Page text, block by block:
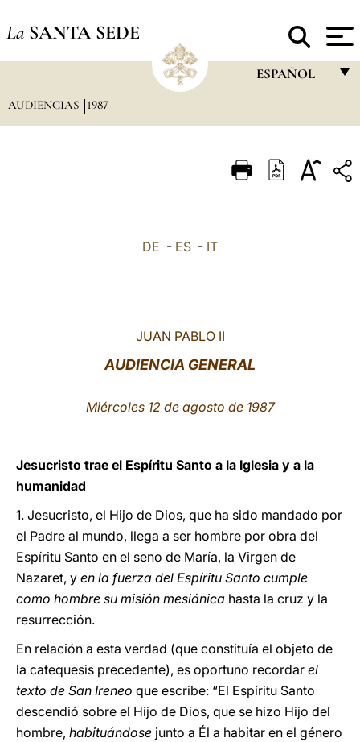
La SANTA SEDE
ESPAÑOL
ITALIANO
AUDIENCIAS 1987
DE - ES - IT
JUAN PABLO II
AUDIENCIA GENERAL
Miércoles 12 de agosto de 1987
Jesucristo trae el Espíritu Santo a la Iglesia y a la
humanidad
1. Jesucristo, el Hijo de Dios, que ha sido mandado por
el Padre al mundo, llega a ser hombre por obra del
Espíritu Santo en el seno de María, la Virgen de
Nazaret, y en la fuerza del Espíritu Santo cumple
como hombre su misión mesiánica hasta la cruz y la
resurrección.
En relación a esta verdad (que constituía el objeto de
la catequesis precedente), es oportuno recordar el
texto de San Ireneo que escribe: “El Espíritu Santo
descendió sobre el Hijo de Dios, que se hizo Hijo del
hombre, habituándose junto a Él a habitar en el género